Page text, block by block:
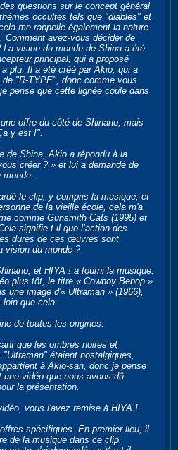
questions sur le concept général
occultes tels que "diables" et
me rappelle également la nature
Comment avez-vous décider de
vision du monde de Shina a été
principal, qui a proposé
plu. Il a été créé par Akio, qui a
"R-TYPE", donc comme vous
pense que cette lignée coule dans
offre du côté de Shinano, mais
y est !".
de Shina, Akio a répondu à la
créer ? » et lui a demandé de
le clip, y compris la musique, et
de la vieille école, cela m'a
comme Gunsmith Cats (1995) et
signifie-t-il que l’action des
dures de ces œuvres sont
vision du monde ?
et HIYA ! a fourni la musique.
plus tôt, le titre « Cowboy Bebop »
une image d'« Ultraman » (1966),
loin que cela.
de toutes les origines.
que les ombres noires et
étaient nostalgiques,
à Akio-san, donc je pense
vidéo que nous avons dû
la présentation.
vous l'avez remise à HIYA !.
spécifiques. En premier lieu, il
de la musique dans ce clip.